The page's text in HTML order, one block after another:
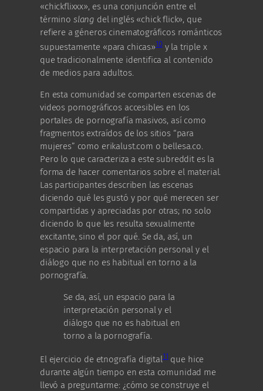
«chickflixxx», es una conjunción entre el
término slang del inglés «chick flick», que
refiere a géneros cinematográficos románticos
supuestamente «para chicas»10y la triple x
que tradicionalmente identifica al contenido
de medios para adultos.
En esta comunidad se comparten escenas de
videos pornográficos accesibles en los
portales de pornografía masivos, así como
fragmentos extraídos de los sitios “para
mujeres” como erikalust.com o bellesa.co.
Pero lo que caracteriza a este subreddit es la
forma de hacer comentarios sobre el material.
Las participantes describen las escenas
diciendo qué les gustó y por qué merecen ser
compartidas y apreciadas por otras; no solo
diciendo lo que les resulta sexualmente
excitante, sino el por qué. Se da, así, un
espacio para la interpretación personal y el
diálogo que no es habitual en torno a la
pornografía.
Se da, así, un espacio para la
interpretación personal y el
diálogo que no es habitual en
torno a la pornografía.
El ejercicio de etnografía digital11que hice
durante algún tiempo en esta comunidad me
llevó a preguntarme: ¿cómo se construye el